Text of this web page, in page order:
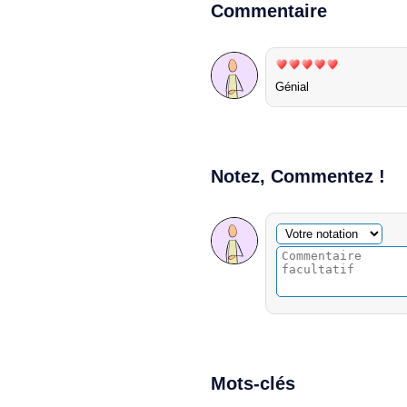
Commentaire
Génial
Notez, Commentez !
Commentaire facultatif
Votre notation
Mots-clés